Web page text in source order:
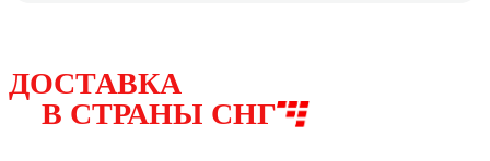
ДОСТАВКА
В СТРАНЫ СНГ